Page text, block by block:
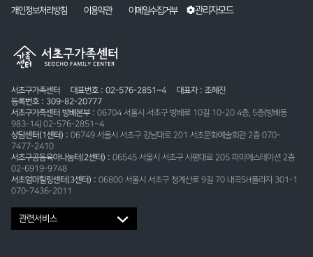
개인정보처리방침 이용약관 이메일수집거부 관리자모드
서초구가족센터 대표번호 : 02-576-2851~4
대표자 : 조혜진
등록번호 : 309-82-20777
서초구가족센터 방배본부 : 06704 서울시 서초구 방배로 10길 10-20 4층, 5층(방배동
983-14) 02-576-2851~4
상담센터(1센터) : 06749 서울시 서초구 강남대로 201 서초문화예술회관 2층 070-
7477-2410
서초구공동육아나눔터(2센터) : 06545 서울시 서초구 사평대로 205 파미에스테이션 2층
02-6919-9748
서초엄마힐링센터(3센터) : 06800 서울시 서초구 청계산로 9길 70 내곡SH플라자 301-1
070-7436-2011
관련서비스